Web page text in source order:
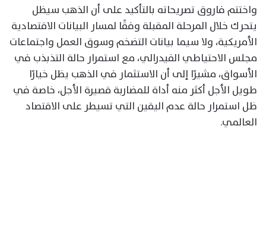
واختتم فاروق تصريحاته بالتأكيد على أن الذهب سيظل
يتحرك خلال المرحلة المقبلة وفقًا لمسار البيانات الاقتصادية
الأمريكية، ولا سيما بيانات التضخم وسوق العمل واجتماعات
مجلس الاحتياطي الفيدرالي، مع استمرار حالة التذبذب في
الأسواق، مشيرًا إلى أن الاستثمار في الذهب يظل خيارًا
طويل الأجل أكثر منه أداة للمضاربة قصيرة الأجل، خاصة في
ظل استمرار حالة عدم اليقين التي تسيطر على الاقتصاد
العالمي.